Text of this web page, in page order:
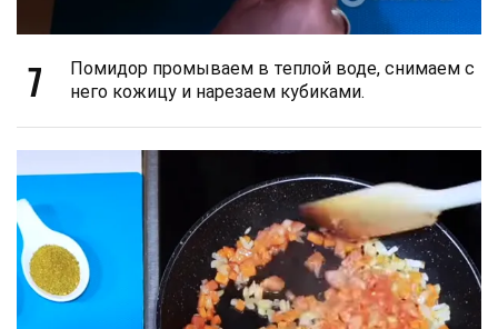
7
Помидор промываем в теплой воде, снимаем с
него кожицу и нарезаем кубиками.